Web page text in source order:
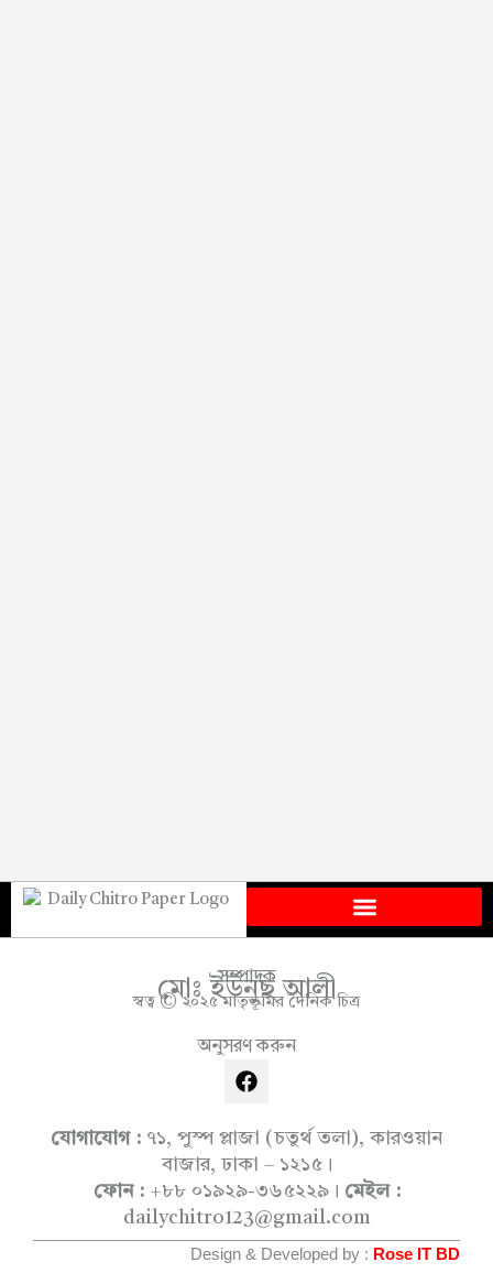
সম্পাদক
মোঃ ইউনুছ আলী
স্বত্ব © ২০২৫ মাতৃভূমির দৈনিক চিত্র
অনুসরণ করুন
F
a
e
b
o
o
k
যোগাযোগ : ৭১, পুস্প প্লাজা (চতুর্থ তলা), কারওয়ান
বাজার, ঢাকা – ১২১৫।
ফোন :+৮৮ ০১৯২৯-৩৬৫২২৯। মেইল :
dailychitro123@gmail.com
Design & Developed by : Rose IT BD